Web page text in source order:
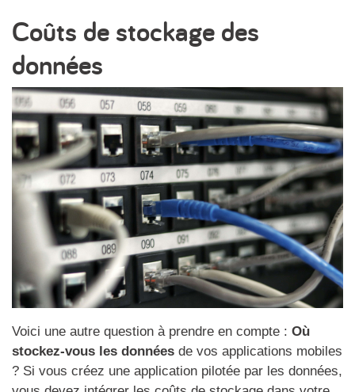
Coûts de stockage des
données
Voici une autre question à prendre en compte : Où
stockez-vous les données de vos applications mobiles
? Si vous créez une application pilotée par les données,